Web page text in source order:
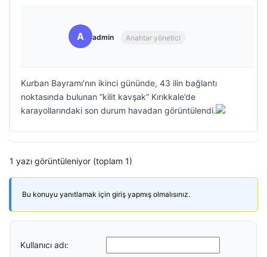
A admin Anahtar yönetici
Kurban Bayramı’nın ikinci gününde, 43 ilin bağlantı
noktasında bulunan “kilit kavşak” Kırıkkale’de
karayollarındaki son durum havadan görüntülendi.
1 yazı görüntüleniyor (toplam 1)
Bu konuyu yanıtlamak için giriş yapmış olmalısınız.
Kullanıcı adı: